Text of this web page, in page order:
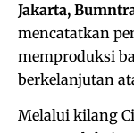
Jakarta,
mencatatkan
memproduksi
berkelanjutan
Melalui kilang